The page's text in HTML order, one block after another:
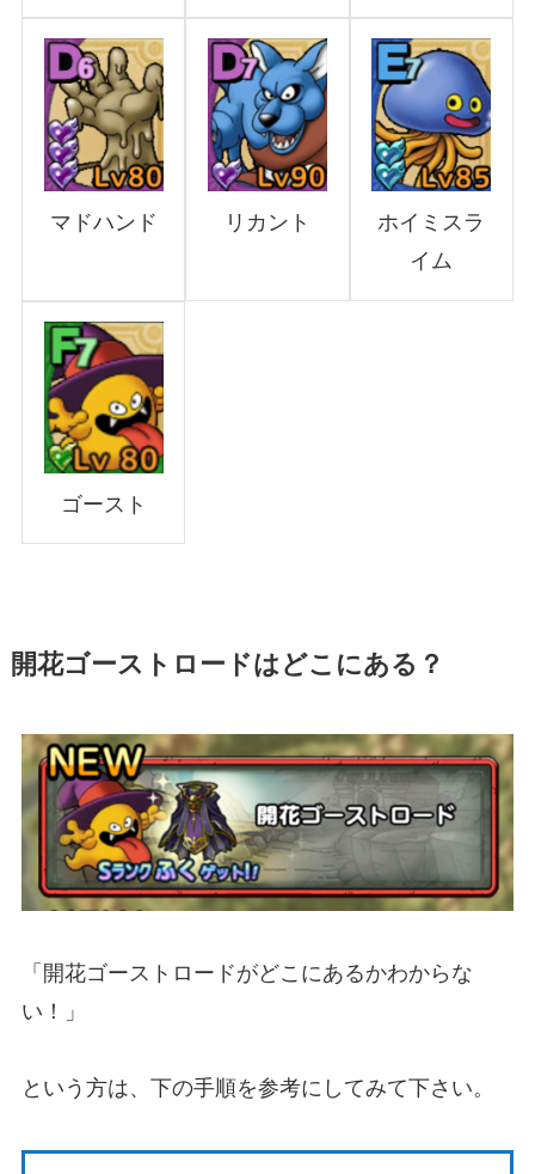
マドハンド リカント
ホイミスラ
イム
ゴースト
開花ゴーストロードはどこにある？
「開花ゴーストロードがどこにあるかわからな
い！」
という方は、下の手順を参考にしてみて下さい。